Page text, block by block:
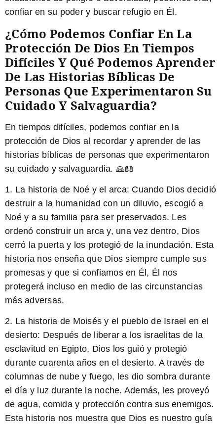
confiar en su poder y buscar refugio en Él.
¿Cómo Podemos Confiar En La
Protección De Dios En Tiempos
Difíciles Y Qué Podemos Aprender
De Las Historias Bíblicas De
Personas Que Experimentaron Su
Cuidado Y Salvaguardia?
En tiempos difíciles, podemos confiar en la
protección de Dios al recordar y aprender de las
historias bíblicas de personas que experimentaron
su cuidado y salvaguardia. 🙏📖
1. La historia de Noé y el arca: Cuando Dios decidió
destruir a la humanidad con un diluvio, escogió a
Noé y a su familia para ser preservados. Les
ordenó construir un arca y, una vez dentro, Dios
cerró la puerta y los protegió de la inundación. Esta
historia nos enseña que Dios siempre cumple sus
promesas y que si confiamos en Él, Él nos
protegerá incluso en medio de las circunstancias
más adversas.
2. La historia de Moisés y el pueblo de Israel en el
desierto: Después de liberar a los israelitas de la
esclavitud en Egipto, Dios los guió y protegió
durante cuarenta años en el desierto. A través de
columnas de nube y fuego, les dio sombra durante
el día y luz durante la noche. Además, les proveyó
de agua, comida y protección contra sus enemigos.
Esta historia nos muestra que Dios es nuestro guía